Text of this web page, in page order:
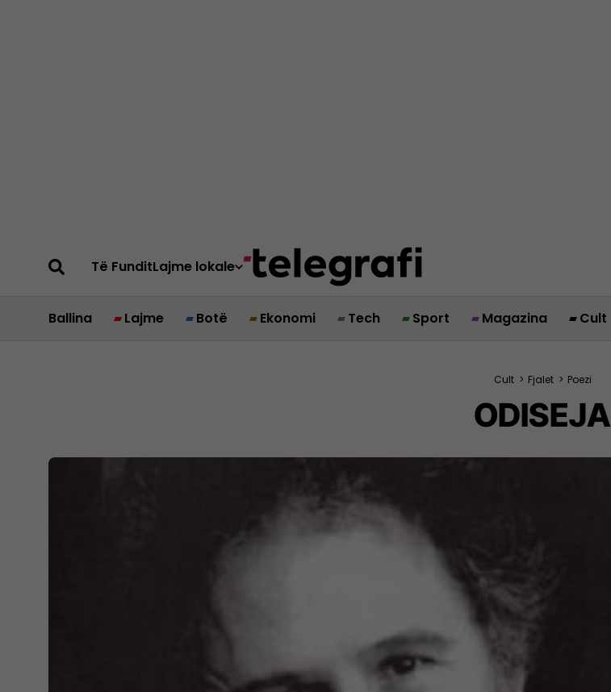
Të FunditLajme lokale
Ballina Lajme Botë Ekonomi Tech Sport Magazina Cult
Cult > Fjalet > Poezi
ODISEJA